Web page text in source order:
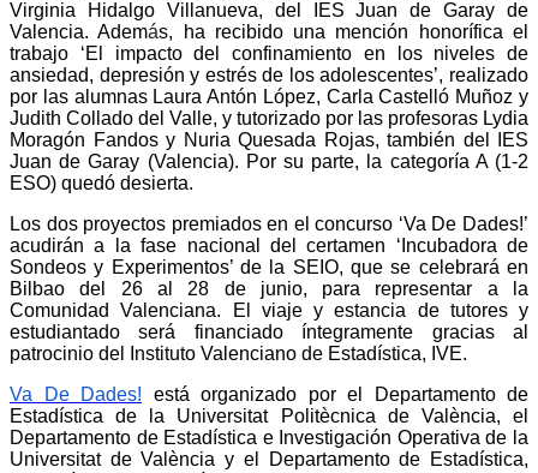
Virginia Hidalgo Villanueva, del IES Juan de Garay de
Valencia. Además, ha recibido una mención honorífica el
trabajo ‘El impacto del confinamiento en los niveles de
ansiedad, depresión y estrés de los adolescentes’, realizado
por las alumnas Laura Antón López, Carla Castelló Muñoz y
Judith Collado del Valle, y tutorizado por las profesoras Lydia
Moragón Fandos y Nuria Quesada Rojas, también del IES
Juan de Garay (Valencia). Por su parte, la categoría A (1-2
ESO) quedó desierta.
Los dos proyectos premiados en el concurso ‘Va De Dades!’
acudirán a la fase nacional del certamen ‘Incubadora de
Sondeos y Experimentos’ de la SEIO, que se celebrará en
Bilbao del 26 al 28 de junio, para representar a la
Comunidad Valenciana. El viaje y estancia de tutores y
estudiantado será financiado íntegramente gracias al
patrocinio del Instituto Valenciano de Estadística, IVE.
Va De Dades! está organizado por el Departamento de
Estadística de la Universitat Politècnica de València, el
Departamento de Estadística e Investigación Operativa de la
Universitat de València y el Departamento de Estadística,